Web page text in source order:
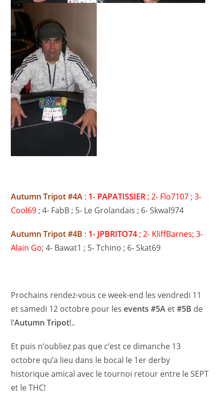
Autumn Tripot #4A : 1- PAPATISSIER ; 2- Flo7107 ; 3-
Cool69 ; 4- FabB ; 5- Le Grolandais ; 6- Skwal974
Autumn Tripot #4B : 1- JPBRITO74 ; 2- KliffBarnes; 3-
Alain Go; 4- Bawat1 ; 5- Tchino ; 6- Skat69
Prochains rendez-vous ce week-end les vendredi 11
et samedi 12 octobre pour les events #5A et #5B de
l’Autumn Tripot!..
Et puis n’oubliez pas que c’est ce dimanche 13
octobre qu’a lieu dans le bocal le 1er derby
historique amical avec le tournoi retour entre le SEPT
et le THC!